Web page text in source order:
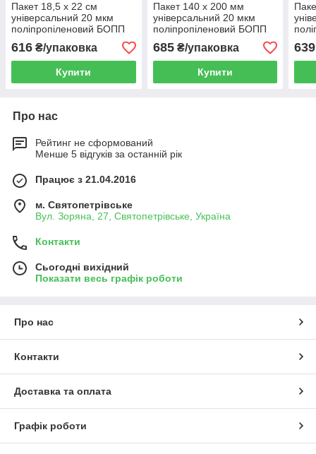
Пакет 18,5 x 22 см
універсальний 20 мкм
поліпропіленовий БОПП
1000 шт
616 ₴/упаковка
Купити
Пакет 140 x 200 мм
універсальний 20 мкм
поліпропіленовий БОПП
1000 шт
685₴/упаковка
Купити
639
Про нас
Рейтинг не сформований
Менше 5 відгуків за останній рік
Працює з 21.04.2016
м. Святопетрівське
Вул. Зоряна, 27, Святопетрівське, Україна
Контакти
Сьогодні вихідний
Показати весь графік роботи
Про нас
Контакти
Доставка та оплата
Графік роботи